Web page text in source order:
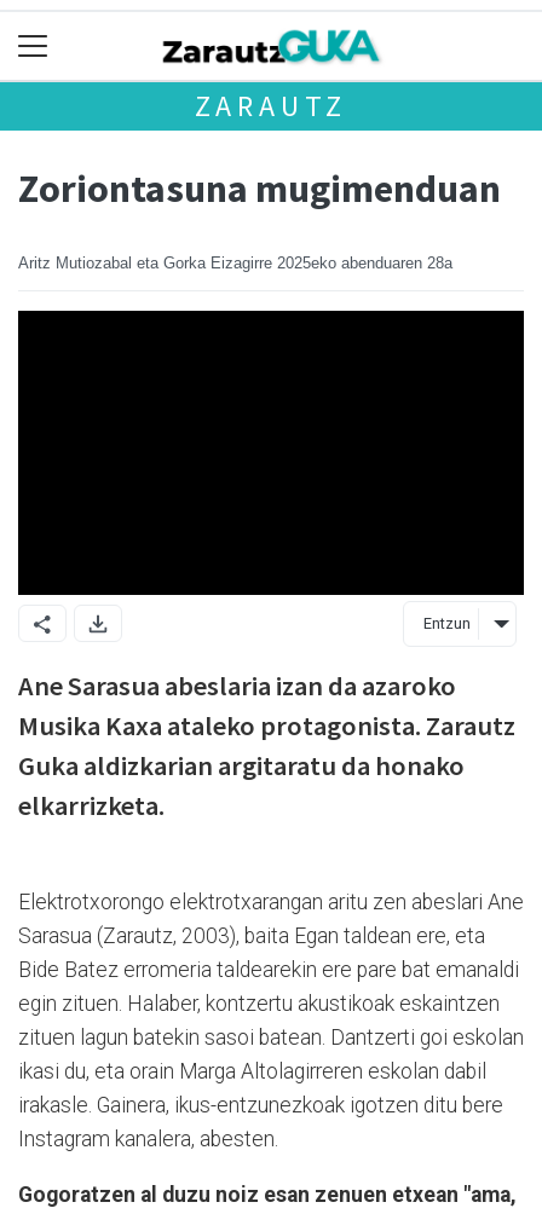
ZARAUTZ
Zoriontasuna mugimenduan
Aritz Mutiozabal eta Gorka Eizagirre 2025eko abenduaren 28a
Entzun
Ane Sarasua abeslaria izan da azaroko
Musika Kaxa ataleko protagonista. Zarautz
Guka aldizkarian argitaratu da honako
elkarrizketa.
Elektrotxorongo elektrotxarangan aritu zen abeslari Ane
Sarasua (Zarautz, 2003), baita Egan taldean ere, eta
Bide Batez erromeria taldearekin ere pare bat emanaldi
egin zituen. Halaber, kontzertu akustikoak eskaintzen
zituen lagun batekin sasoi batean. Dantzerti goi eskolan
ikasi du, eta orain Marga Altolagirreren eskolan dabil
irakasle. Gainera, ikus-entzunezkoak igotzen ditu bere
Instagram kanalera, abesten.
Gogoratzen al duzu noiz esan zenuen etxean "ama,